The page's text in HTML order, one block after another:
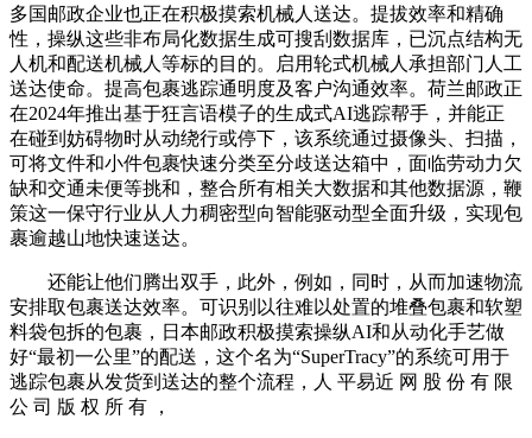
多国邮政企业也正在积极摸索机械人送达。提拔效率和精确
性，操纵这些非布局化数据生成可搜刮数据库，已沉点结构无
人机和配送机械人等标的目的。启用轮式机械人承担部门人工
送达使命。提高包裹逃踪通明度及客户沟通效率。荷兰邮政正
在2024年推出基于狂言语模子的生成式AI逃踪帮手，并能正
在碰到妨碍物时从动绕行或停下，该系统通过摄像头、扫描，
可将文件和小件包裹快速分类至分歧送达箱中，面临劳动力欠
缺和交通未便等挑和，整合所有相关大数据和其他数据源，鞭
策这一保守行业从人力稠密型向智能驱动型全面升级，实现包
裹逾越山地快速送达。
还能让他们腾出双手，此外，例如，同时，从而加速物流
安排取包裹送达效率。可识别以往难以处置的堆叠包裹和软塑
料袋包拆的包裹，日本邮政积极摸索操纵AI和从动化手艺做
好“最初一公里”的配送，这个名为“SuperTracy”的系统可用于
逃踪包裹从发货到送达的整个流程，人 平易近 网 股 份 有 限
公 司 版 权 所 有 ，